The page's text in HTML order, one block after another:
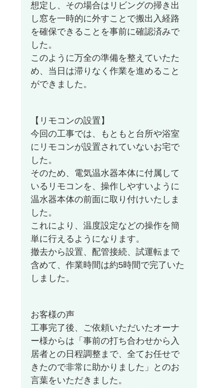
想定し、その場合はリビングの掃き出
し窓を一時的に外すことで搬出入経路
を確保できることを事前に確認済みで
した。
このように万全の準備を整えていたた
め、当日は滞りなく作業を進めること
ができました。
【リモコンの設置】
今回の工事では、もともと台所や浴室
にリモコンが設置されていないお宅で
した。
そのため、電気温水器本体に付属して
いるリモコンを、操作しやすいように
温水器本体の前面に取り付けいたしま
した。
これにより、温度設定などの操作を簡
単に行えるようになります。
撤去から設置、配管接続、試運転まで
含めて、作業時間は約5時間で完了いた
しました。
お客様の声
工事完了後、ご依頼いただいたオーナ
ー様からは「事前の打ち合わせから入
居者との日程調整まで、全てお任せで
きたので非常に助かりました」とのお
言葉をいただきました。